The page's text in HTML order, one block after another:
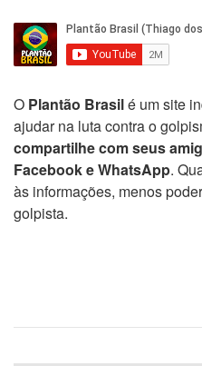
O Plantão Brasilé um site
ajudar na luta contra o
compartilhe com seus
Facebook e WhatsApp.
às informações, menos
golpista.